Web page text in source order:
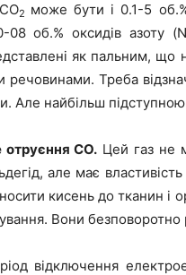
СО2 може бути і 0.1-5
об.% оксидів азоту
як пальним, що
Треба
Але найбільш
отруєння СО. Цей газ не
але має
кисень до тканин і
Вони безповоротно
відключення